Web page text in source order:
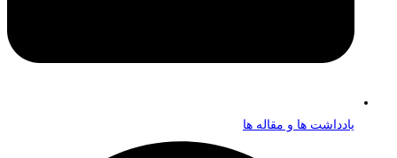
یادداشت ها و مقاله ها